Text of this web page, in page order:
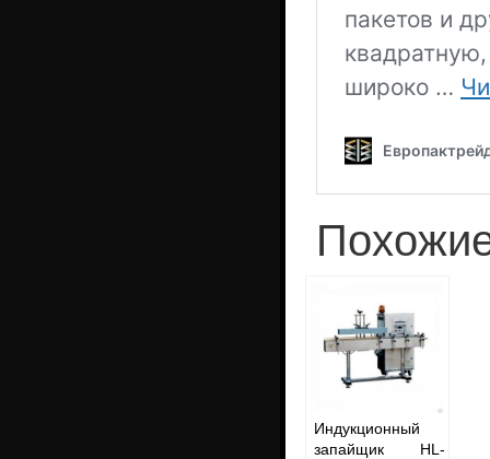
Индукционный
запайщик HL-